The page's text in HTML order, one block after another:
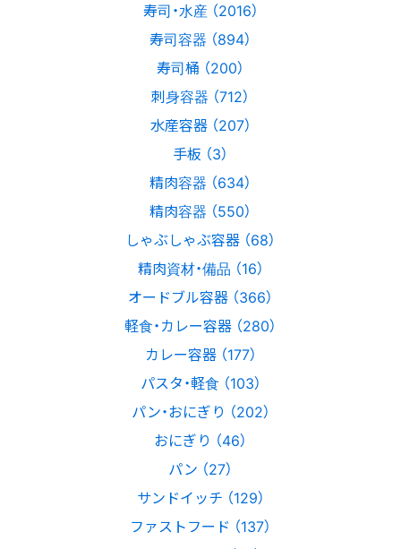
寿司・水産 （2016）
寿司容器 （894）
寿司桶 （200）
刺身容器 （712）
水産容器 （207）
手板 （3）
精肉容器 （634）
精肉容器 （550）
しゃぶしゃぶ容器 （68）
精肉資材・備品 （16）
オードブル容器 （366）
軽食・カレー容器 （280）
カレー容器 （177）
パスタ・軽食 （103）
パン・おにぎり （202）
おにぎり （46）
パン （27）
サンドイッチ （129）
ファストフード （137）